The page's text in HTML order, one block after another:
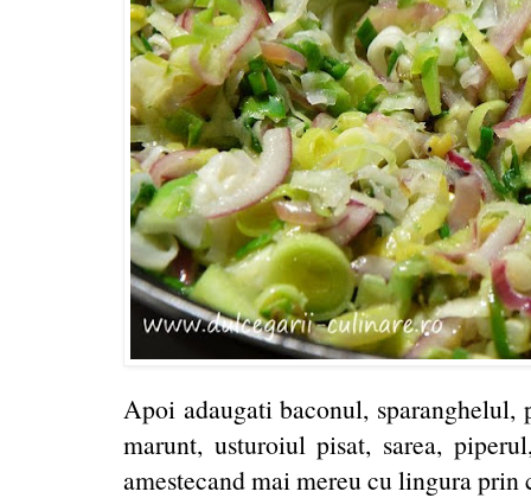
Apoi adaugati baconul,
marunt, usturoiul pisat, sarea,
amestecand mai mereu cu lingura